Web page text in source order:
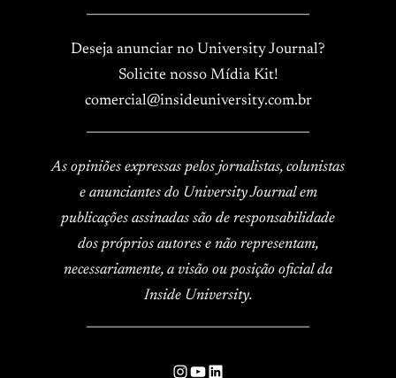
Deseja anunciar no University Journal?
Solicite nosso Mídia Kit!
comercial@insideuniversity.com.br
As opiniões expressas pelos jornalistas, colunistas
e anunciantes do University Journal em
publicações assinadas são de responsabilidade
dos próprios autores e não representam,
necessariamente, a visão ou posição oficial da
Inside University.
Instagram
YouTube
LinkedIn